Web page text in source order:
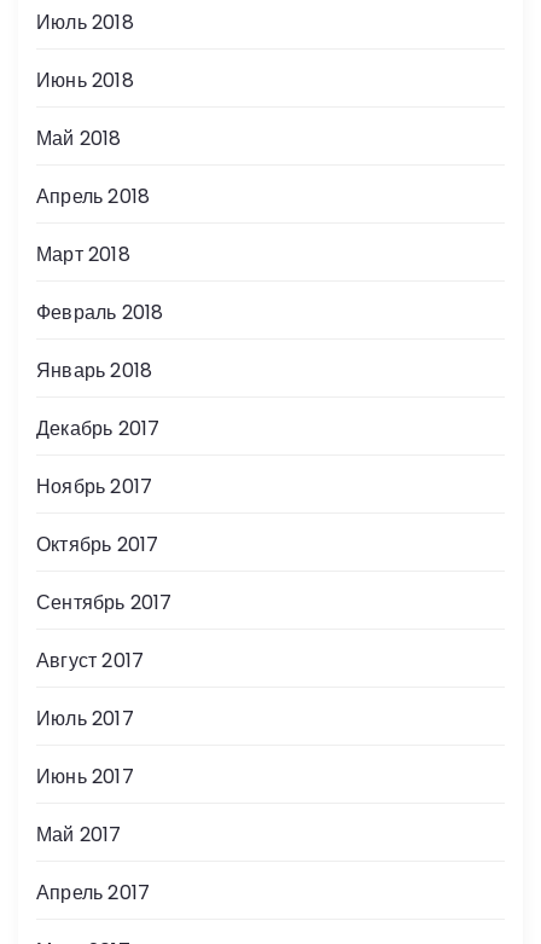
Июль 2018
Июнь 2018
Май 2018
Апрель 2018
Март 2018
Февраль 2018
Январь 2018
Декабрь 2017
Ноябрь 2017
Октябрь 2017
Сентябрь 2017
Август 2017
Июль 2017
Июнь 2017
Май 2017
Апрель 2017